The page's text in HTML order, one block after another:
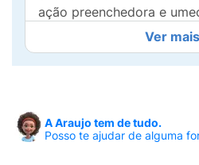
ação preenchedora e
com a força
Aminoácidos. Juntos,
diretamente na fibra
profunda. Além de alta
produto possui uma
Ver
A Araujo tem de tudo.
Posso te ajudar de alguma